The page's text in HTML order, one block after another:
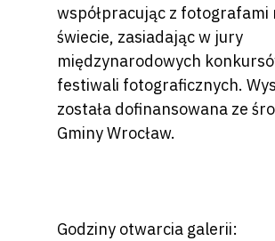
współpracując z fotografami
świecie, zasiadając w jury
międzynarodowych
festiwali fotograficznych.
została dofinansowana ze
Gminy Wrocław.
Godziny otwarcia galerii: